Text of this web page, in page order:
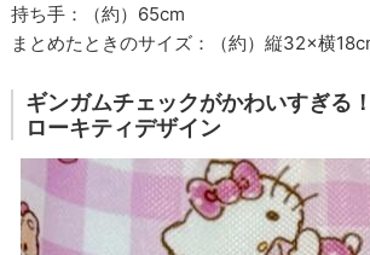
持ち手：（約）65cm
まとめたときのサイズ：（約）縦32×横
ギンガムチェックがかわいすぎる
ローキティデザイン